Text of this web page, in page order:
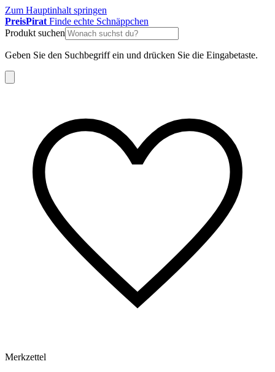
Zum Hauptinhalt springen
PreisPirat Finde echte Schnäppchen
Produkt suchen
Geben Sie den Suchbegriff ein und drücken Sie die Eingabetaste.
Merkzettel